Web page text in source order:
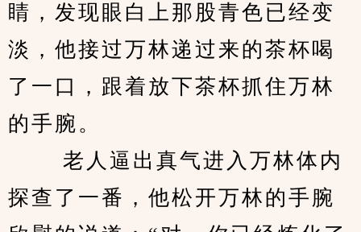
睛，发现眼白上那股青色已经变
淡，他接过万林递过来的茶杯喝
了一口，跟着放下茶杯抓住万林
的手腕。
探查了一番，他松开万林的手腕